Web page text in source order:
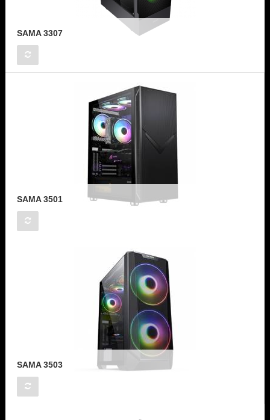
SAMA 3307
SAMA 3501
SAMA 3503